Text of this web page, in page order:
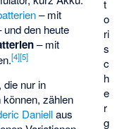
t
o
ri
s
c
h
e
r
g
– mit
und den heute
– mit
[4][5]
die nur in
zählen
Daniellaus